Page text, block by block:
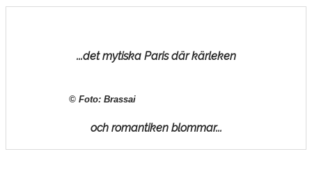
...det mytiska Paris där kärleken
© Foto: Brassai
och romantiken blommar...